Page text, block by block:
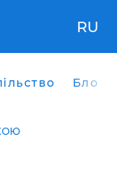
RU
Блоги